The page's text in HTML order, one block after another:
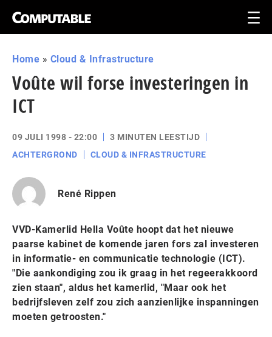
Home » Cloud & Infrastructure
Voûte wil forse investeringen in
ICT
09 JULI 1998 - 22:00
3 MINUTEN LEESTIJD
ACHTERGROND
CLOUD & INFRASTRUCTURE
René Rippen
VVD-Kamerlid Hella Voûte hoopt dat het nieuwe
paarse kabinet de komende jaren fors zal investeren
in informatie- en communicatie technologie (ICT).
"Die aankondiging zou ik graag in het regeerakkoord
zien staan", aldus het kamerlid, "Maar ook het
bedrijfsleven zelf zou zich aanzienlijke inspanningen
moeten getroosten."